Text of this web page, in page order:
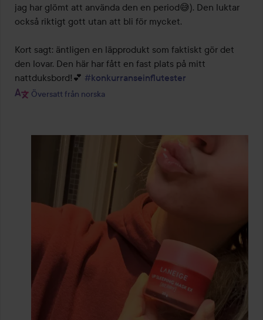
jag har glömt att använda den en period😅). Den luktar
också riktigt gott utan att bli för mycket.
Kort sagt: äntligen en läpprodukt som faktiskt gör det
den lovar. Den här har fått en fast plats på mitt
nattduksbord!💕 #konkurranseinflutester
Översatt från norska